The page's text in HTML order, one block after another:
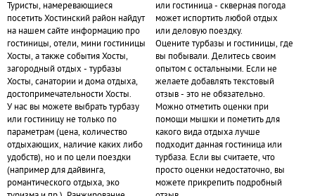
Туристы, намеревающиеся
посетить Хостинский район найдут
на нашем сайте информацию про
гостиницы, отели, мини гостиницы
Хосты, а также события Хосты,
загородный отдых - турбазы
Хосты, санатории и дома отдыха,
достопримечательности Хосты.
У нас вы можете выбрать турбазу
или гостиницу не только по
параметрам (цена, количество
отдыхающих, наличие каких либо
удобств), но и по цели поездки
(например для дайвинга,
романтического отдыха, эко
или гостиница - скверная погода
может испортить любой отдых
или деловую поездку.
Оцените турбазы и гостиницы, где
вы побывали. Делитесь своим
опытом с остальными. Если не
желаете добавлять текстовый
отзыв - это не обязательно.
Можно отметить оценки при
помощи мышки и пометить для
какого вида отдыха лучше
подходит данная гостиница или
турбаза. Если вы считаете, что
просто оценки недостаточно, вы
можете прикрепить подробный